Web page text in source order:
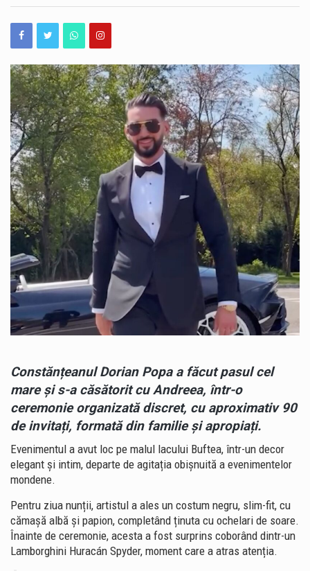
România a obținut o performanță remarcabilă la ediția din 2026 a Olimpiadei Internaționale de Inteligență Artificială (IOAI), desfășurată în perioada 2–8 august, la Astana, în Republica Kazahstan. Lotul național a revenit cu opt medalii – trei de aur, două de argint și trei de bronz, iar România s-a clasat pe locul al patrulea în clasamentul final. La competiție au participat 471 de elevi din 108 țări, ceea ce transformă rezultatul obținut de elevii români într-o performanță importantă la nivel internațional. Printre performerii lotului național se află și Alexandru Thury-Burileanu, elev în clasa a XI-a B la Colegiul Național „Mircea cel Bătrân”…
Cât de bine cunoaștem, de fapt, străduțele pe care trecem aproape zilnic prin Peninsula Constanței? Unele dintre ele ascund povești de acum aproape un secol, iar acestea pot fi descoperite astăzi, în cadrul unui nou tur ghidat gratuit. Muzeul de Istorie Națională și Arheologie Constanța continuă proiectul cultural „Vara la Constanța – Pe străzile mai puțin știute ale orașului”, dedicat istoriei moderne și patrimoniului urban al municipiului. Sâmbătă, 8 august 2026, de la ora 10:00, constănțenii și turiștii sunt invitați la o plimbare prin Peninsula orașului, pornind de la Statuia Lupoaica (Lupa Capitolina), din Piața Ovidiu. Turul va fi susținut…
ÎNSURAT!
NUNTĂ
DISCRETĂ,
DAR
CU
STIL
DE
VEDETĂ
Constănțeanul Dorian Popa a făcut pasul cel
mare și s-a căsătorit cu Andreea, într-o
ceremonie organizată discret, cu aproximativ 90
de invitați, formată din familie și apropiați.
Evenimentul a avut loc pe malul lacului Buftea, într-un decor
elegant și intim, departe de agitația obișnuită a evenimentelor
mondene.
Pentru ziua nunții, artistul a ales un costum negru, slim-fit, cu
cămașă albă și papion, completând ținuta cu ochelari de soare.
Înainte de ceremonie, acesta a fost surprins coborând dintr-un
Lamborghini Huracán Spyder, moment care a atras atenția.